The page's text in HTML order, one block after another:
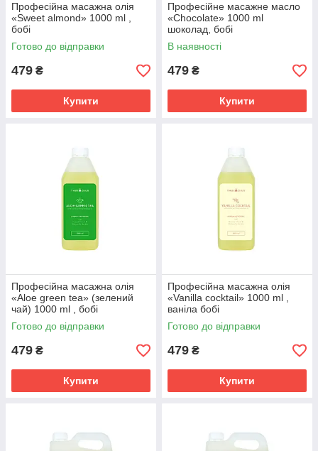
Професійна масажна олія
«Sweet almond» 1000 ml ,
бобі
Готово до відправки
479 ₴
Купити
Професійне масажне масло
«Chocolate» 1000 ml
шоколад, бобі
В наявності
479 ₴
Купити
Професійна масажна олія
«Aloe green tea» (зелений
чай) 1000 ml , бобі
Готово до відправки
479 ₴
Купити
Професійна масажна олія
«Vanilla cocktail» 1000 ml ,
ваніла бобі
Готово до відправки
479 ₴
Купити